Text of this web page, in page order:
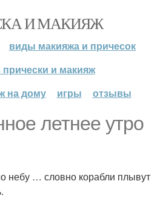
И МАКИЯЖ
виды макияжа и причесок
прически и макияж
на дому
игры отзывы
летнее утро
небу … словно корабли плывут